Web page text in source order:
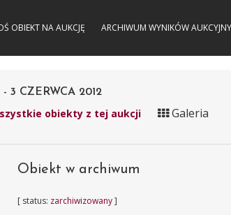
OBIEKT NA AUKCJĘ ARCHIWUM WYNIKÓW
- 3 CZERWCA 2012
obiekty z tej aukcji Galeria
Obiekt w archiwum
[ status: zarchiwizowany]